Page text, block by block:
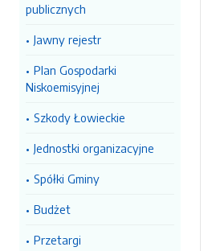
publicznych
Jawny rejestr
Plan Gospodarki
Niskoemisyjnej
Szkody Łowieckie
Jednostki organizacyjne
Spółki Gminy
Budżet
Przetargi